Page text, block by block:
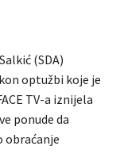
(SDA)
optužbi koje je
TV-a iznijela
ponude da
obraćanje